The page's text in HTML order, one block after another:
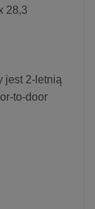
28,3
jest 2-letnią
to-door